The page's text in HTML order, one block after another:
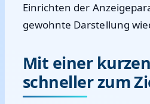
Einrichten der
gewohnte Darstellung
Mit einer
schneller zum